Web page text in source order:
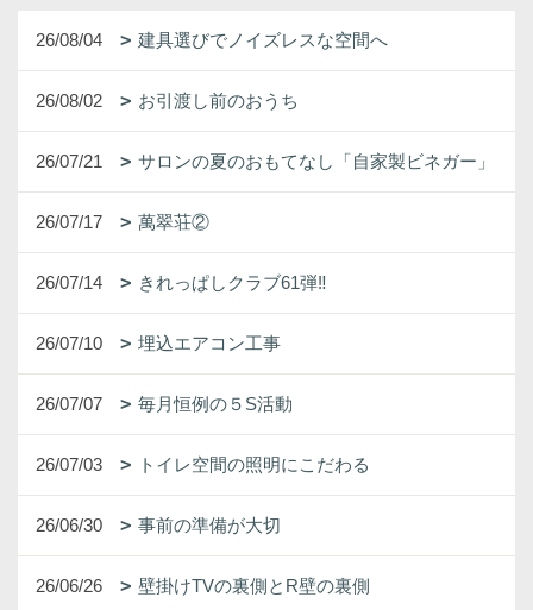
26/08/04 建具選びでノイズレスな空間へ
26/08/02 お引渡し前のおうち
26/07/21 サロンの夏のおもてなし「自家製ビネガー」
26/07/17 萬翠荘②
26/07/14 きれっぱしクラブ61弾‼
26/07/10 埋込エアコン工事
26/07/07 毎月恒例の５S活動
26/07/03 トイレ空間の照明にこだわる
26/06/30 事前の準備が大切
26/06/26 壁掛けTVの裏側とR壁の裏側